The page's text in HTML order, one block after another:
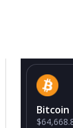
Bitcoin